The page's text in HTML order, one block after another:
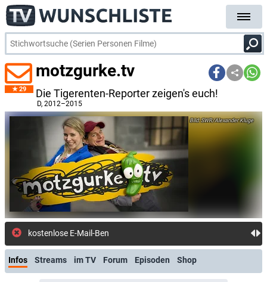
29
motzgurke.tv
Die Tigerenten-Reporter zeigen's euch!
D, 2012–2015
SWR/Alexander Kluge
kostenlose E-Mail-Benachrichtigung
Infos Streams im TV Forum Episoden Shop